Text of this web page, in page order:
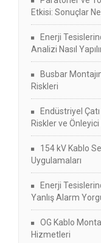
Etkisi: Sonuçlar
Enerji
Analizi Nasıl
Busbar
Riskleri
Endüstriyel
Riskler ve
154 kV Kablo
Uygulamaları
Enerji
Yanlış Alarm
OG Kablo
Hizmetleri